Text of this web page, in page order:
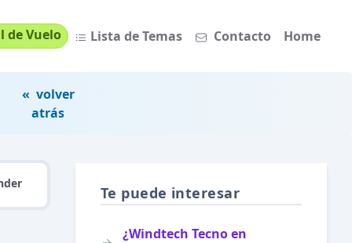
de Vuelo Lista de Temas Contacto Home
« volver
atrás
Te puede interesar
¿Windtech Tecno en